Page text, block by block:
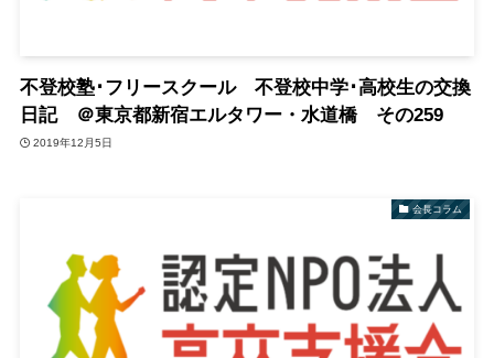
不登校塾･フリースクール 不登校中学･高校生の交換
日記 ＠東京都新宿エルタワー・水道橋 その259
2019年12月5日
会長コラム